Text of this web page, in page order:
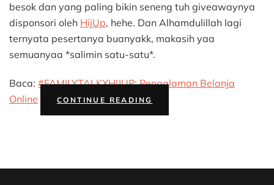
besok dan yang paling bikin seneng tuh giveawaynya
disponsori oleh HijUp, hehe. Dan Alhamdulillah lagi
ternyata pesertanya buanyakk, makasih yaa
semuanyaa *salimin satu-satu*.
Baca: #FAMILYTALKXHIJUP: Pengalaman Belanja
Online
CONTINUE READINGGIVEAWAY